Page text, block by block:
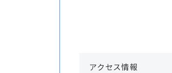
アクセス情報